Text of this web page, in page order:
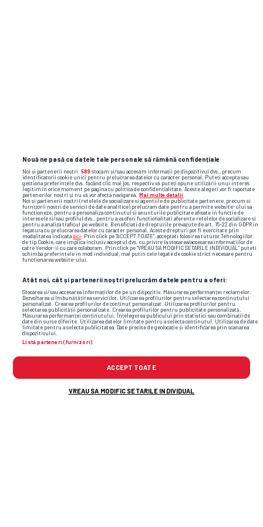
Foto16 /36
Nouă ne pasă ca datele tale personale să rămână confidențiale
Noi și partenerii noștri 589 stocăm și/sau accesăm informații pe dispozitivul dvs., precum
identificatorii cookie unici pentru prelucrarea datelor cu caracter personal. Puteți accepta sau
gestiona preferințele dvs. făcând clic mai jos, respectiv vă puteți opune utilizării unui interes
legitim în orice moment pe pagina cu politica de confidențialitate. Aceste alegeri vor fi raportate
partenerilor noștri și nu vă vor afecta navigarea. Mai multe detalii
Noi si partenerii nostri (retelele de socializare si agentiile de publicitate partenere, precum si
furnizorii nostri de servicii de date analitice) prelucram date pentru a permite website-ului sa
functioneze, pentru a personaliza continutul si anunturile publicitare afisate in functie de
interesele si/sau profilul dvs., pentru a va oferi functionalitati aferente retelelor de socializare si
pentru a analiza traficul pe website. Beneficiati de drepturile prevazute de art. 15-22 din GDPR in
legatura cu prelucrarea datelor cu caracter personal. Aceste drepturi pot fi exercitate prin
modalitatea indicataaici
. Prin click pe “ACCEPT TOATE”, acceptati folosirea tuturor Tehnologiilor
de tip Cookie, care implica inclusiv acceptul dvs. cu privire la stocarea/accesarea informatiilor de
catre Vendor-ii cu care colaboram. Prin click pe “VREAU SA MODIFIC SETARILE INDIVIDUAL” puteti
schimba preferintele in mod individual, mai putin cele legate de cookie strict necesare pentru
functionarea website-ului.
Atât noi, cât și partenerii noștri prelucrăm datele pentru a oferi:
Stocarea și/sau accesarea informațiilor de pe un dispozitiv. Măsurarea performanței reclamelor.
Dezvoltarea și îmbunătățirea serviciilor. Utilizarea profilurilor pentru selectarea conținutului
personalizat. Crearea profilurilor de conținut personalizat. Utilizarea profilurilor pentru
selectarea publicității personalizate. Crearea profilurilor pentru publicitate personalizată.
Măsurarea performanței conținutului. Înțelegerea publicului prin statistici sau combinații de
date din surse diferite. Utilizarea datelor limitate pentru a selecta conținutul. Utilizarea de date
limitate pentru a selecta publicitatea. Date precise de geolocație și identificarea prin scanarea
dispozitivului.
Listă parteneri (furnizori)
ACCEPT TOATE
VREAU SA MODIFIC SETARILE INDIVIDUAL